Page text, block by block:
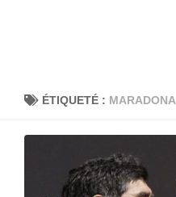
ÉTIQUETÉ : MARADONA